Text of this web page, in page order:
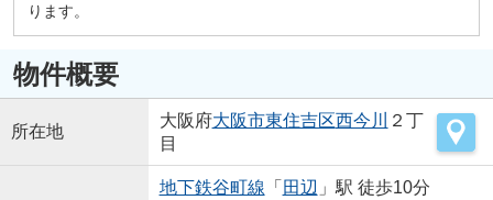
ります。
物件概要
所在地
大阪府大阪市東住吉区西今川 ２丁
目
地下鉄谷町線 「 田辺 」駅 徒歩10分